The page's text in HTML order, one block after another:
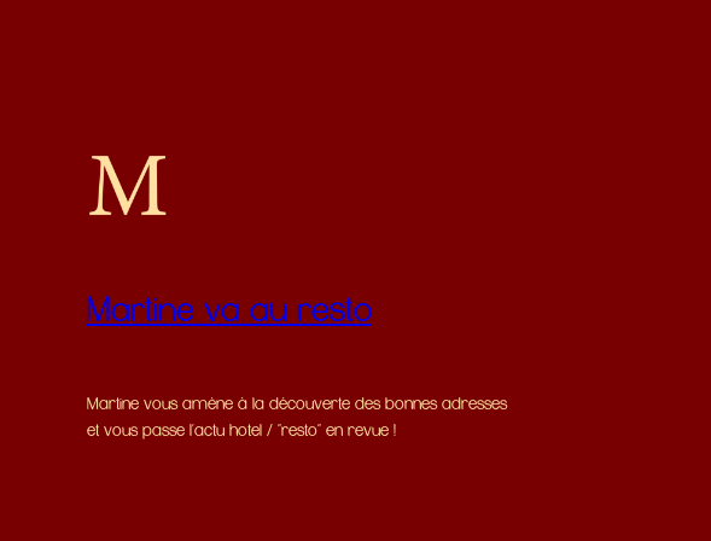
Martine va au resto
Martine vous amène à la découverte des bonnes adresses
et vous passe l'actu hotel / "resto" en revue !